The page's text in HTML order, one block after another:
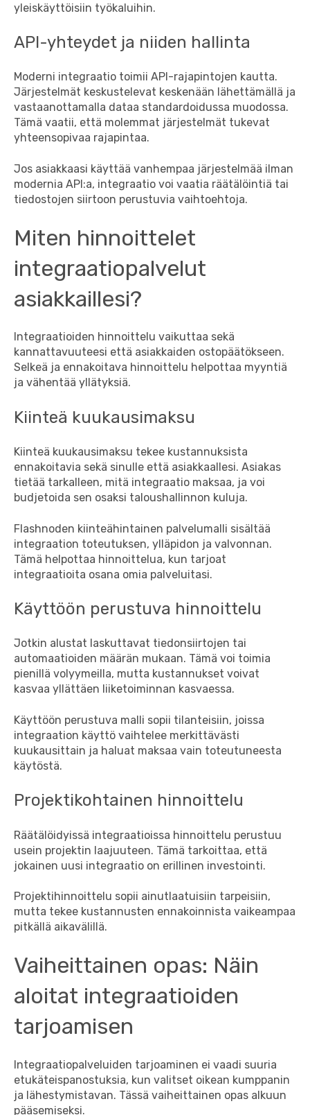
yleiskäyttöisiin työkaluihin.
API-yhteydet ja niiden hallinta
Moderni integraatio toimii API-rajapintojen kautta.
Järjestelmät keskustelevat keskenään lähettämällä ja
vastaanottamalla dataa standardoidussa muodossa.
Tämä vaatii, että molemmat järjestelmät tukevat
yhteensopivaa rajapintaa.
Jos asiakkaasi käyttää vanhempaa järjestelmää ilman
modernia API:a, integraatio voi vaatia räätälöintiä tai
tiedostojen siirtoon perustuvia vaihtoehtoja.
Miten hinnoittelet
integraatiopalvelut
asiakkaillesi?
Integraatioiden hinnoittelu vaikuttaa sekä
kannattavuuteesi että asiakkaiden ostopäätökseen.
Selkeä ja ennakoitava hinnoittelu helpottaa myyntiä
ja vähentää yllätyksiä.
Kiinteä kuukausimaksu
Kiinteä kuukausimaksu tekee kustannuksista
ennakoitavia sekä sinulle että asiakkaallesi. Asiakas
tietää tarkalleen, mitä integraatio maksaa, ja voi
budjetoida sen osaksi taloushallinnon kuluja.
Flashnoden kiinteähintainen palvelumalli sisältää
integraation toteutuksen, ylläpidon ja valvonnan.
Tämä helpottaa hinnoittelua, kun tarjoat
integraatioita osana omia palveluitasi.
Käyttöön perustuva hinnoittelu
Jotkin alustat laskuttavat tiedonsiirtojen tai
automaatioiden määrän mukaan. Tämä voi toimia
pienillä volyymeilla, mutta kustannukset voivat
kasvaa yllättäen liiketoiminnan kasvaessa.
Käyttöön perustuva malli sopii tilanteisiin, joissa
integraation käyttö vaihtelee merkittävästi
kuukausittain ja haluat maksaa vain toteutuneesta
käytöstä.
Projektikohtainen hinnoittelu
Räätälöidyissä integraatioissa hinnoittelu perustuu
usein projektin laajuuteen. Tämä tarkoittaa, että
jokainen uusi integraatio on erillinen investointi.
Projektihinnoittelu sopii ainutlaatuisiin tarpeisiin,
mutta tekee kustannusten ennakoinnista vaikeampaa
pitkällä aikavälillä.
Vaiheittainen opas: Näin
aloitat integraatioiden
tarjoamisen
Integraatiopalveluiden tarjoaminen ei vaadi suuria
etukäteispanostuksia, kun valitset oikean kumppanin
ja lähestymistavan. Tässä vaiheittainen opas alkuun
pääsemiseksi.